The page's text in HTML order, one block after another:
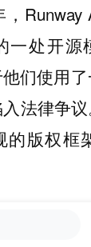
Runway
一处开源
们使用
法律争
的版权框
公众号